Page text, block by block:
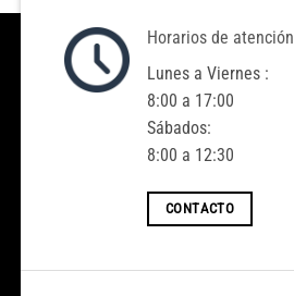
Horarios de atención
Lunes a Viernes :
8:00 a 17:00
Sábados:
8:00 a 12:30
CONTACTO